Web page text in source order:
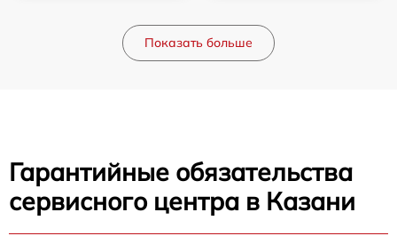
Показать больше
Гарантийные обязательства
сервисного центра в Казани